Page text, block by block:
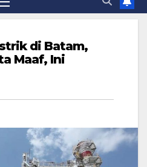
di Batam,
Maaf, Ini